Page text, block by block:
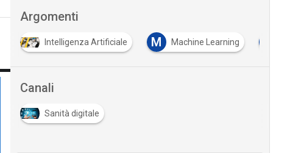
Argomenti
Intelligenza Artificiale M Machine Learning
Canali
Sanità digitale